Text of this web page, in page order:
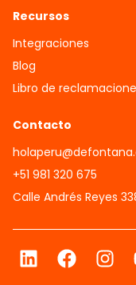
Recursos
Integraciones
Blog
Libro de
Contacto
+51 981 320 675
Calle Andrés Reyes